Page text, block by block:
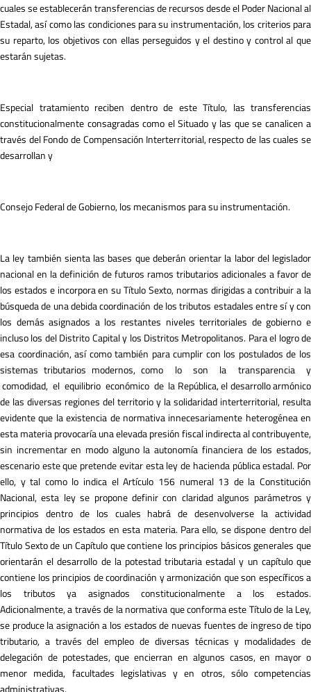
cuales se establecerán transferencias de recursos desde el Poder Nacional al
Estadal, así como las condiciones para su instrumentación, los criterios para
su reparto, los objetivos con ellas perseguidos y el destino y control al que
estarán sujetas.
Especial tratamiento reciben dentro de este Título, las transferencias
constitucionalmente consagradas como el Situado y las que se canalicen a
través del Fondo de Compensación Interterritorial, respecto de las cuales se
desarrollan y
Consejo Federal de Gobierno, los mecanismos para su instrumentación.
La ley también sienta las bases que deberán orientar la labor del legislador
nacional en la definición de futuros ramos tributarios adicionales a favor de
los estados e incorpora en su Título Sexto, normas dirigidas a contribuir a la
búsqueda de una debida coordinación de los tributos estadales entre sí y con
los demás asignados a los restantes niveles territoriales de gobierno e
incluso los del Distrito Capital y los Distritos Metropolitanos. Para el logro de
esa coordinación, así como también para cumplir con los postulados de los
sistemas tributarios modernos, como lo son la transparencia y
comodidad, el equilibrio económico de la República, el desarrollo armónico
de las diversas regiones del territorio y la solidaridad interterritorial, resulta
evidente que la existencia de normativa innecesariamente heterogénea en
esta materia provocaría una elevada presión fiscal indirecta al contribuyente,
sin incrementar en modo alguno la autonomía financiera de los estados,
escenario este que pretende evitar esta ley de hacienda pública estadal. Por
ello, y tal como lo indica el Artículo 156 numeral 13 de la Constitución
Nacional, esta ley se propone definir con claridad algunos parámetros y
principios dentro de los cuales habrá de desenvolverse la actividad
normativa de los estados en esta materia. Para ello, se dispone dentro del
Título Sexto de un Capítulo que contiene los principios básicos generales que
orientarán el desarrollo de la potestad tributaria estadal y un capítulo que
contiene los principios de coordinación y armonización que son específicos a
los tributos ya asignados constitucionalmente a los estados.
Adicionalmente, a través de la normativa que conforma este Título de la Ley,
se produce la asignación a los estados de nuevas fuentes de ingreso de tipo
tributario, a través del empleo de diversas técnicas y modalidades de
delegación de potestades, que encierran en algunos casos, en mayor o
menor medida, facultades legislativas y en otros, sólo competencias
administrativas.